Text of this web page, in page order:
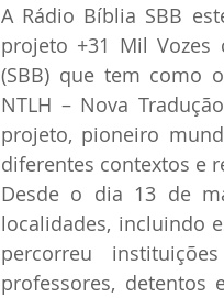
A Rádio Bíblia SBB
projeto +31 Mil Vozes
(SBB) que tem como
NTLH – Nova
projeto, pioneiro
diferentes contextos e
Desde o dia 13 de
localidades, incluindo
percorreu
professores, detentos